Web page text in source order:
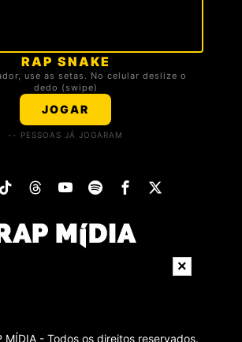
RAP SNAKE
use as setas. No celular deslize o
dedo (swipe)
JOGAR
🏆 TOP 3 DA TROPA
Carregando ranking...
-- PESSOAS JÁ JOGARAM
×
MÍDIA - Todos os direitos reservados.